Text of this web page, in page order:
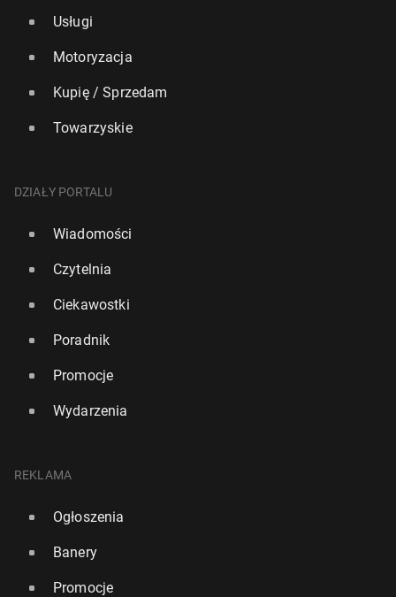
Usługi
Motoryzacja
Kupię / Sprzedam
Towarzyskie
DZIAŁY PORTALU
Wiadomości
Czytelnia
Ciekawostki
Poradnik
Promocje
Wydarzenia
REKLAMA
Ogłoszenia
Banery
Promocje